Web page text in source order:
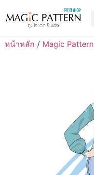
หน้าหลัก / Magic Pattern